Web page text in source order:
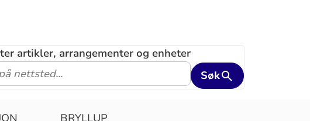
artikler, arrangementer og enheter
Søk
BRYLLUP